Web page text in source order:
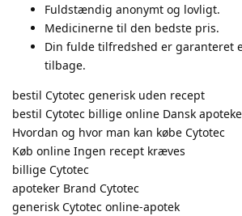
Fuldstændig anonymt og lovligt.
Medicinerne til den bedste pris.
Din fulde tilfredshed er garanteret
tilbage.
bestil Cytotec generisk uden recept
bestil Cytotec billige online Dansk
Hvordan og hvor man kan købe Cytotec
Køb online Ingen recept kræves
billige Cytotec
apoteker Brand Cytotec
generisk Cytotec online-apotek